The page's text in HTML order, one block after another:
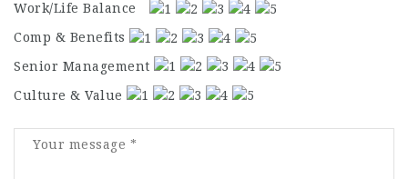
Work/Life Balance
Comp & Benefits
Senior Management
Culture & Value